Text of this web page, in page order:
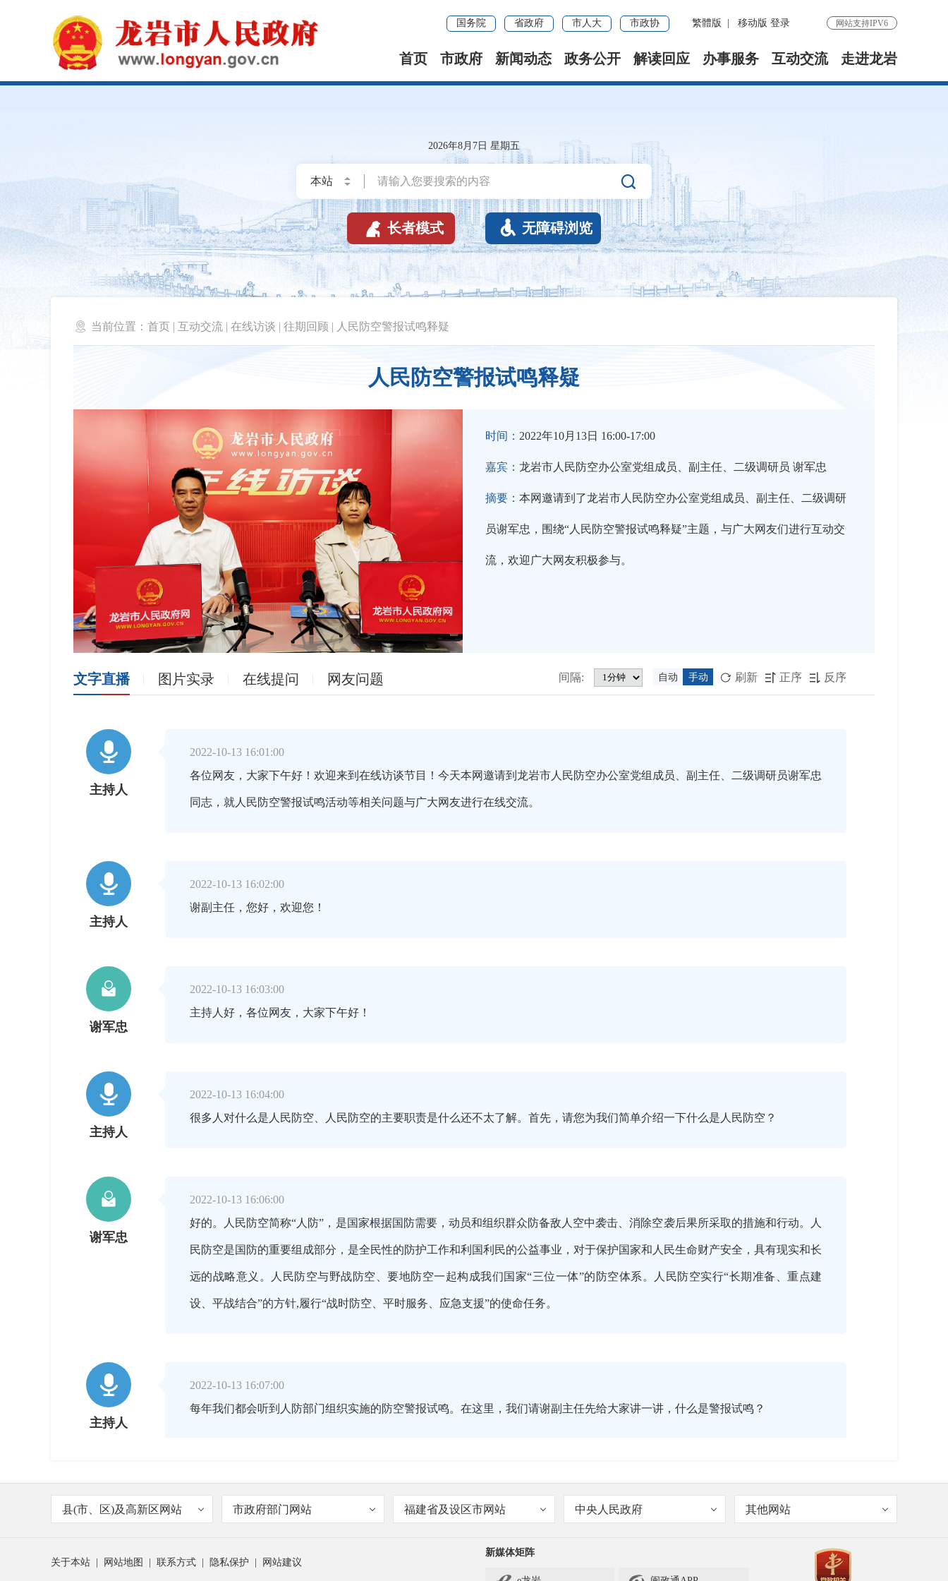
国务院 省政府 市人大 市政协 繁體版 移动版 登录 网站支持IPV6
首页 市政府 新闻动态 政务公开 解读回应 办事服务 互动交流 走进龙岩
2026年8月7日 星期五

 长者模式  无障碍浏览
 当前位置： 首页 | 互动交流 | 在线访谈 | 往期回顾 | 人民防空警报试鸣释疑
人民防空警报试鸣释疑
时间： 2022年10月13日 16:00-17:00
嘉宾： 龙岩市人民防空办公室党组成员、副主任、二级调研员 谢军忠
摘要： 本网邀请到了龙岩市人民防空办公室党组成员、副主任、二级调研
员谢军忠，围绕“人民防空警报试鸣释疑”主题，与广大网友们进行互动交
流，欢迎广大网友积极参与。
文字直播 图片实录 在线提问 网友问题 间隔: 自动 手动  刷新  正序  反序

主持人
2022-10-13 16:01:00
各位网友，大家下午好！欢迎来到在线访谈节目！今天本网邀请到龙岩市人民防空办公室党组成员、副主任、二级调研员谢军忠
同志，就人民防空警报试鸣活动等相关问题与广大网友进行在线交流。

主持人
2022-10-13 16:02:00
谢副主任，您好，欢迎您！

谢军忠
2022-10-13 16:03:00
主持人好，各位网友，大家下午好！

主持人
2022-10-13 16:04:00
很多人对什么是人民防空、人民防空的主要职责是什么还不太了解。首先，请您为我们简单介绍一下什么是人民防空？

谢军忠
2022-10-13 16:06:00
好的。人民防空简称“人防”，是国家根据国防需要，动员和组织群众防备敌人空中袭击、消除空袭后果所采取的措施和行动。人
民防空是国防的重要组成部分，是全民性的防护工作和利国利民的公益事业，对于保护国家和人民生命财产安全，具有现实和长
远的战略意义。人民防空与野战防空、要地防空一起构成我们国家“三位一体”的防空体系。人民防空实行“长期准备、重点建
设、平战结合”的方针,履行“战时防空、平时服务、应急支援”的使命任务。

主持人
2022-10-13 16:07:00
每年我们都会听到人防部门组织实施的防空警报试鸣。在这里，我们请谢副主任先给大家讲一讲，什么是警报试鸣？

发放人民防空警报是保障人民群众生命和国家财产安全的重要措施。《中华人民共和国人民防空法》第三十五条规定，人民防空
《福建省人民防空条例》第三十三条规定，县级以上地方人民政府应当每年定期组织试鸣防空警报。
县(市、区)及高新区网站 市政府部门网站 福建省及设区市网站 中央人民政府 其他网站
关于本站 网站地图 联系方式 隐私保护 网站建议
新媒体矩阵